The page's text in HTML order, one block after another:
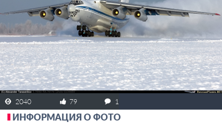
ЗАРЕГИСТРИРОВАТЬСЯ
2040 79 1
ИНФОРМАЦИЯ О ФОТО